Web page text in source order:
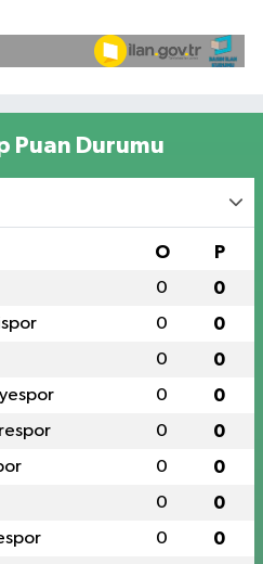
Puan Durumu
O P
0 0
0 0
0 0
0 0
0 0
0 0
0 0
0 0